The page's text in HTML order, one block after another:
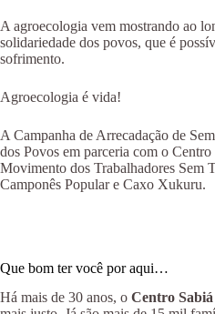
A agroecologia vem mostrando ao
solidariedade dos povos, que é
sofrimento.
Agroecologia é vida!
A Campanha de Arrecadação de
dos Povos em parceria com o
Movimento dos Trabalhadores Sem
Camponês Popular e Caxo Xukuru.
Que bom ter você por aqui…
Há mais de 30 anos, o Centro Sabiá